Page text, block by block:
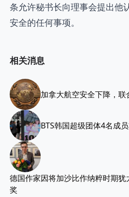
条允许秘书长向理事会提出他
安全的任何事项。
相关消息
加拿大航空安全下降，
BTS韩国超级团体4名成
德国作家因将加沙比作纳粹时期
奖